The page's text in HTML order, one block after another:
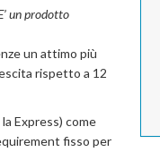
un prodotto
un attimo più
rispetto a 12
Express) come
fisso per